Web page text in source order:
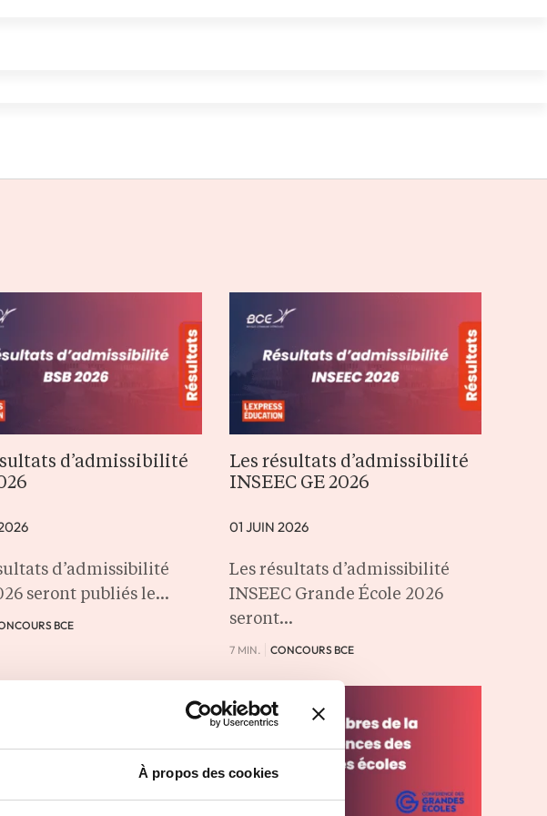
À propos des cookies
d’admissibilité
d’admissibilité
seront publiés le…
BCE
Les résultats d’admissibilité
INSEEC GE 2026
01 JUIN 2026
Les résultats d’admissibilité
INSEEC Grande École 2026
seront…
7 MIN. CONCOURS BCE